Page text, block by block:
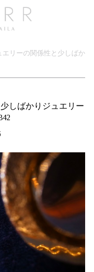
エリーの関係性と少しばか
しばかりジュエリー